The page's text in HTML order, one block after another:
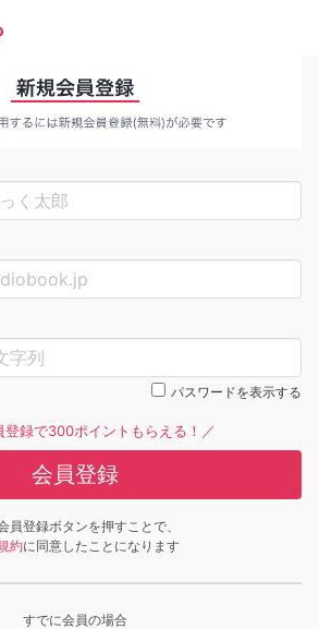
パスワードを表示する
登録で300ポイントもらえる！／
会員登録
員登録ボタンを押すことで、
約に同意したことになります
すでに会員の場合